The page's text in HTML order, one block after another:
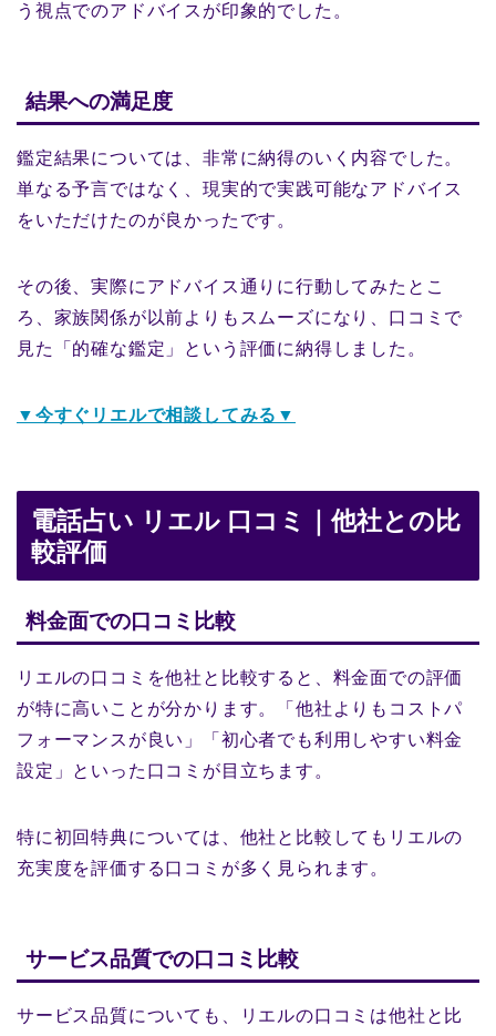
う視点でのアドバイスが印象的でした。
結果への満足度
鑑定結果については、非常に納得のいく内容でした。
単なる予言ではなく、現実的で実践可能なアドバイス
をいただけたのが良かったです。
その後、実際にアドバイス通りに行動してみたとこ
ろ、家族関係が以前よりもスムーズになり、口コミで
見た「的確な鑑定」という評価に納得しました。
▼今すぐリエルで相談してみる▼
電話占い リエル 口コミ｜他社との比
較評価
料金面での口コミ比較
リエルの口コミを他社と比較すると、料金面での評価
が特に高いことが分かります。「他社よりもコストパ
フォーマンスが良い」「初心者でも利用しやすい料金
設定」といった口コミが目立ちます。
特に初回特典については、他社と比較してもリエルの
充実度を評価する口コミが多く見られます。
サービス品質での口コミ比較
サービス品質についても、リエルの口コミは他社と比